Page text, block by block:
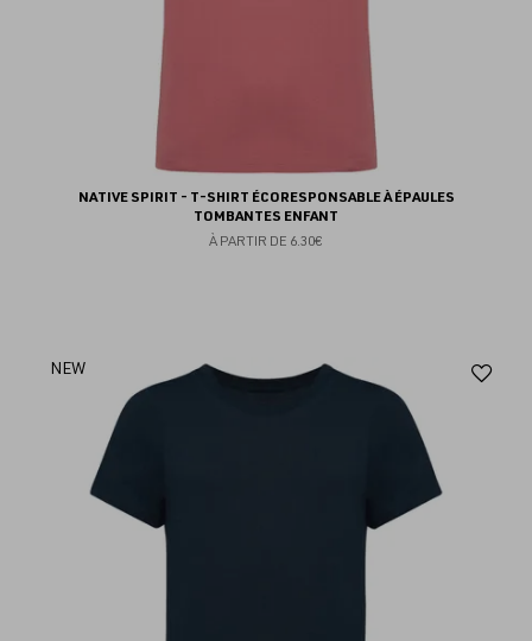
NATIVE SPIRIT - T-SHIRT ÉCORESPONSABLE À ÉPAULES
TOMBANTES ENFANT
À PARTIR DE 6.30€
NEW